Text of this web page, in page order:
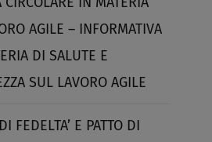
AGILE – INFORMATIVA
DI SALUTE E
SUL LAVORO AGILE​
FEDELTA’ E PATTO DI